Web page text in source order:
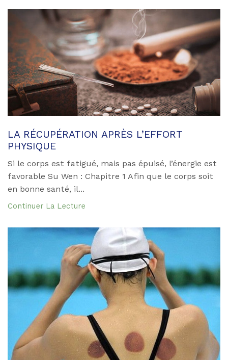
LA RÉCUPÉRATION APRÈS L’EFFORT
PHYSIQUE
Si le corps est fatigué, mais pas épuisé, l’énergie est
favorable Su Wen : Chapitre 1 Afin que le corps soit
en bonne santé, il...
Continuer La Lecture